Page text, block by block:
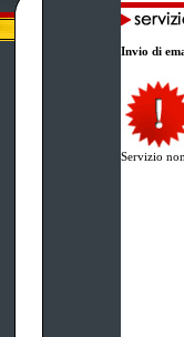
Invio di
Servizio